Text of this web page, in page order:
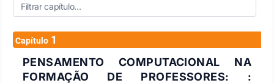
Capítulo 1
PENSAMENTO COMPUTACIONAL NA
FORMAÇÃO DE PROFESSORES: :